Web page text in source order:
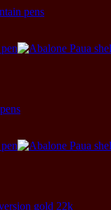
pens
gold 22k